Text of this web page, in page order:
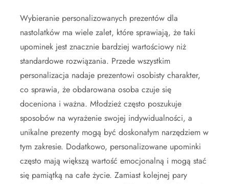
Wybieranie personalizowanych prezentów dla
nastolatków ma wiele zalet, które sprawiają, że taki
upominek jest znacznie bardziej wartościowy niż
standardowe rozwiązania. Przede wszystkim
personalizacja nadaje prezentowi osobisty charakter,
co sprawia, że obdarowana osoba czuje się
doceniona i ważna. Młodzież często poszukuje
sposobów na wyrażenie swojej indywidualności, a
unikalne prezenty mogą być doskonałym narzędziem w
tym zakresie. Dodatkowo, personalizowane upominki
często mają większą wartość emocjonalną i mogą stać
się pamiątką na całe życie. Zamiast kolejnej pary